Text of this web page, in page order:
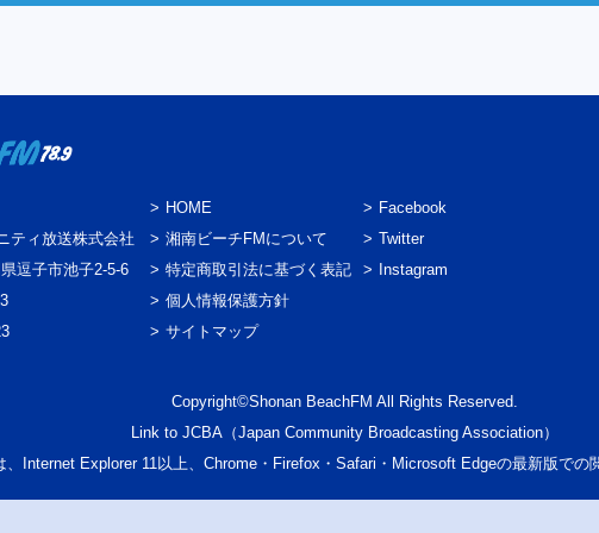
ティ放送株式会社
逗子市池子2-5-6
HOME
湘南ビーチFMについて
特定商取引法に基づく表記
個人情報保護方針
サイトマップ
Facebook
Twitter
Instagram
Copyright©Shonan BeachFM All Rights Reserved.
Link to JCBA（Japan Community Broadcasting Association）
、Internet Explorer 11以上、Chrome・Firefox・Safari・Microsoft Edgeの最新版での